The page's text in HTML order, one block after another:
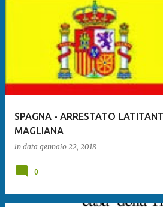
SPAGNA - ARRESTATO
MAGLIANA
in data gennaio 22, 2018
0